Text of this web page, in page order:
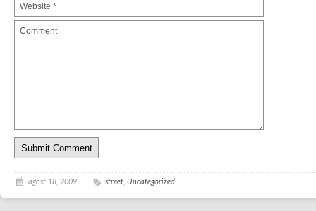
agost 18, 2009 street Uncategorized